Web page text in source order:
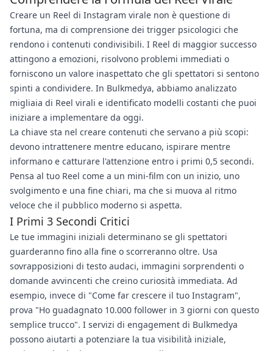
Creare un Reel di Instagram virale non è questione di
fortuna, ma di comprensione dei trigger psicologici che
rendono i contenuti condivisibili. I Reel di maggior successo
attingono a emozioni, risolvono problemi immediati o
forniscono un valore inaspettato che gli spettatori si sentono
spinti a condividere. In Bulkmedya, abbiamo analizzato
migliaia di Reel virali e identificato modelli costanti che puoi
iniziare a implementare da oggi.
La chiave sta nel creare contenuti che servano a più scopi:
devono intrattenere mentre educano, ispirare mentre
informano e catturare l'attenzione entro i primi 0,5 secondi.
Pensa al tuo Reel come a un mini-film con un inizio, uno
svolgimento e una fine chiari, ma che si muova al ritmo
veloce che il pubblico moderno si aspetta.
I Primi 3 Secondi Critici
Le tue immagini iniziali determinano se gli spettatori
guarderanno fino alla fine o scorreranno oltre. Usa
sovrapposizioni di testo audaci, immagini sorprendenti o
domande avvincenti che creino curiosità immediata. Ad
esempio, invece di "Come far crescere il tuo Instagram",
prova "Ho guadagnato 10.000 follower in 3 giorni con questo
semplice trucco". I servizi di engagement di Bulkmedya
possono aiutarti a potenziare la tua visibilità iniziale,